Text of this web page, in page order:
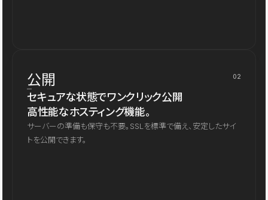
公開 02
セキュアな状態でワンクリック公開
高性能なホスティング機能。
サーバーの準備も保守も不要。SSLを標準で備え、安定したサイ
トを公開できます。